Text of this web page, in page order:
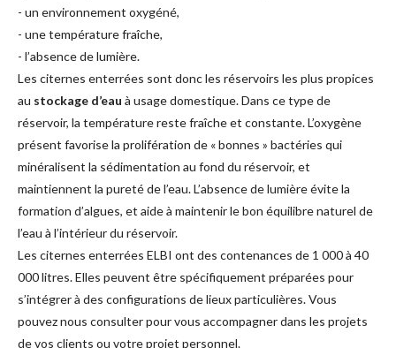
- un environnement oxygéné,
- une température fraîche,
- l’absence de lumière.
Les citernes enterrées sont donc les réservoirs les plus propices
au stockage d’eau à usage domestique. Dans ce type de
réservoir, la température reste fraîche et constante. L’oxygène
présent favorise la prolifération de « bonnes » bactéries qui
minéralisent la sédimentation au fond du réservoir, et
maintiennent la pureté de l’eau. L’absence de lumière évite la
formation d’algues, et aide à maintenir le bon équilibre naturel de
l’eau à l’intérieur du réservoir.
Les citernes enterrées ELBI ont des contenances de 1 000 à 40
000 litres. Elles peuvent être spécifiquement préparées pour
s’intégrer à des configurations de lieux particulières. Vous
pouvez nous consulter pour vous accompagner dans les projets
de vos clients ou votre projet personnel.